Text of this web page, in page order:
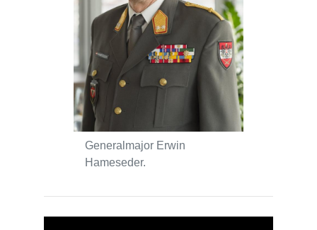
Generalmajor Erwin
Hameseder.